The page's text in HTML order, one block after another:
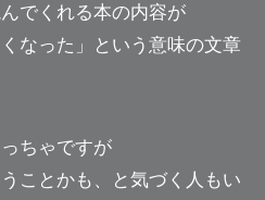
でくれる本の内容が
なった」という意味の文章
ちゃですが
ことかも、と気づく人もい